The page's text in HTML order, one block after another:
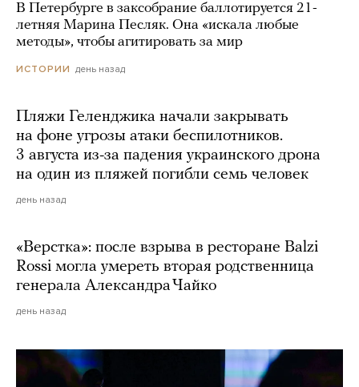
В Петербурге в заксобрание баллотируется 21-
летняя Марина Песляк. Она «искала любые
методы», чтобы агитировать за мир
ИСТОРИИ день назад
Пляжи Геленджика начали закрывать
на фоне угрозы атаки беспилотников.
3 августа из-за падения украинского дрона
на один из пляжей погибли семь человек
день назад
«Верстка»: после взрыва в ресторане Balzi
Rossi могла умереть вторая родственница
генерала Александра Чайко
день назад